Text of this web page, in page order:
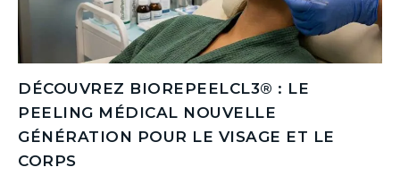
DÉCOUVREZ BIOREPEELCL3® : LE
PEELING MÉDICAL NOUVELLE
GÉNÉRATION POUR LE VISAGE ET LE
CORPS